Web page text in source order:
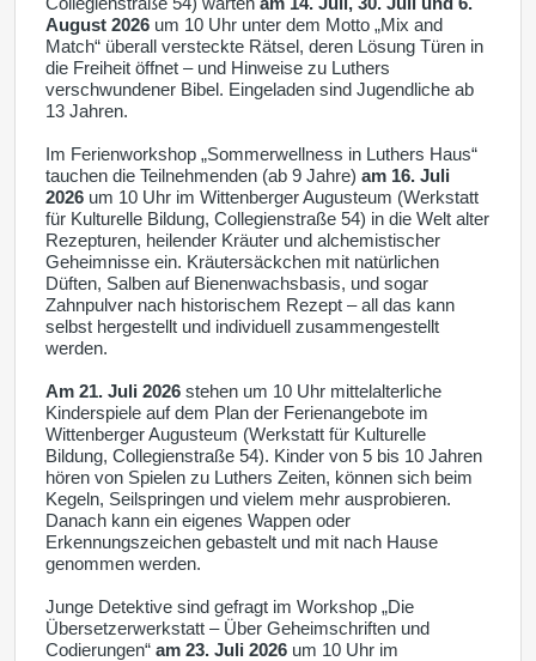
August 2026 um 10 Uhr unter dem Motto „Mix and
Match“ überall versteckte Rätsel, deren Lösung Türen in
die Freiheit öffnet – und Hinweise zu Luthers
verschwundener Bibel. Eingeladen sind Jugendliche ab
13 Jahren.
Im Ferienworkshop „Sommerwellness in Luthers Haus“
tauchen die Teilnehmenden (ab 9 Jahre) am 16. Juli
2026 um 10 Uhr im Wittenberger Augusteum (Werkstatt
für Kulturelle Bildung, Collegienstraße 54) in die Welt alter
Rezepturen, heilender Kräuter und alchemistischer
Geheimnisse ein. Kräutersäckchen mit natürlichen
Düften, Salben auf Bienenwachsbasis, und sogar
Zahnpulver nach historischem Rezept – all das kann
selbst hergestellt und individuell zusammengestellt
werden.
Am 21. Juli 2026 stehen um 10 Uhr mittelalterliche
Kinderspiele auf dem Plan der Ferienangebote im
Wittenberger Augusteum (Werkstatt für Kulturelle
Bildung, Collegienstraße 54). Kinder von 5 bis 10 Jahren
hören von Spielen zu Luthers Zeiten, können sich beim
Kegeln, Seilspringen und vielem mehr ausprobieren.
Danach kann ein eigenes Wappen oder
Erkennungszeichen gebastelt und mit nach Hause
genommen werden.
Junge Detektive sind gefragt im Workshop „Die
Übersetzerwerkstatt – Über Geheimschriften und
Codierungen“ am 23. Juli 2026 um 10 Uhr im